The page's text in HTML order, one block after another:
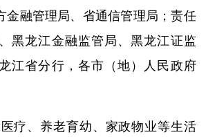
金融管理局、省通信管理局；责任
黑龙江金融监管局、黑龙江证监
江省分行，各市（地）人民政府
疗、养老育幼、家政物业等生活